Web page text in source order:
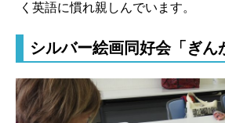
く英語に慣れ親しんでいます。
シルバー絵画同好会「ぎん